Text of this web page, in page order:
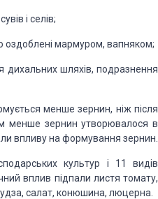
і селів;
оздоблені мармуром, вапняком;
шляхів, подразнення
менше зернин, ніж після
менше зернин утворювалося в
впливу на формування зернин.
культур і 11 видів
вплив підпали листя томату,
салат, конюшина, люцерна.